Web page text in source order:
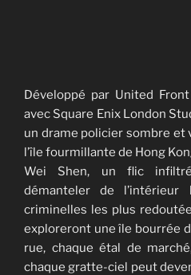
Développé par United
avec Square Enix London
un drame policier sombre et
l’île fourmillante de Hong
Wei Shen, un flic
démanteler de l’intérieur
criminelles les plus
exploreront une île bourrée
rue, chaque étal de
chaque gratte-ciel peut